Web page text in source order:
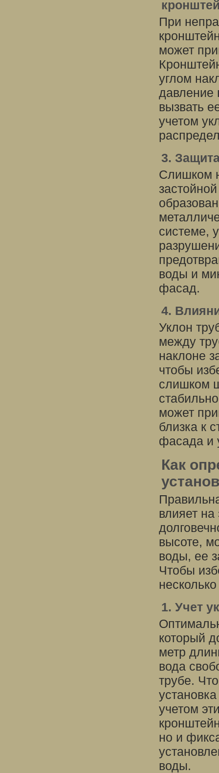
При
может
углом
давление
вызвать
учетом
3.
Слишком
системе,
воды и
фасад.
4.
Уклон
между
наклоне
чтобы
слишком
может
близка к
фасада и
Как
влияет
высоте,
воды, ее
Чтобы
1. Учет
который
метр
вода
трубе.
учетом
но и
воды.